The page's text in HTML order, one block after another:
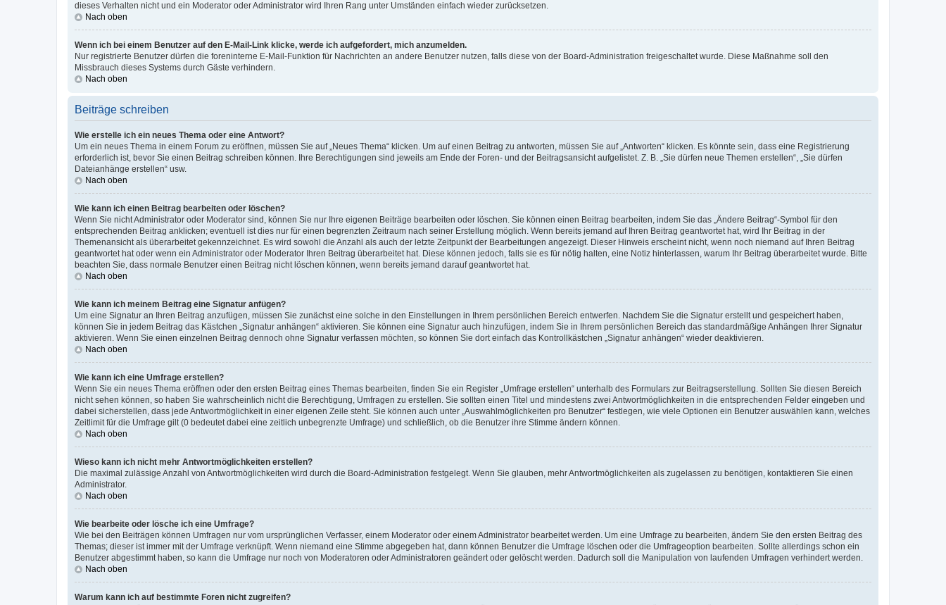
dieses Verhalten nicht und ein Moderator oder Administrator wird Ihren Rang unter Umständen einfach wieder zurücksetzen.
Nach oben
Wenn ich bei einem Benutzer auf den E-Mail-Link klicke, werde ich aufgefordert, mich anzumelden.
Nur registrierte Benutzer dürfen die foreninterne E-Mail-Funktion für Nachrichten an andere Benutzer nutzen, falls diese von der Board-Administration freigeschaltet wurde. Diese Maßnahme soll den
Missbrauch dieses Systems durch Gäste verhindern.
Nach oben
Beiträge schreiben
Wie erstelle ich ein neues Thema oder eine Antwort?
Um ein neues Thema in einem Forum zu eröffnen, müssen Sie auf „Neues Thema“ klicken. Um auf einen Beitrag zu antworten, müssen Sie auf „Antworten“ klicken. Es könnte sein, dass eine Registrierung
erforderlich ist, bevor Sie einen Beitrag schreiben können. Ihre Berechtigungen sind jeweils am Ende der Foren- und der Beitragsansicht aufgelistet. Z. B. „Sie dürfen neue Themen erstellen“, „Sie dürfen
Dateianhänge erstellen“ usw.
Nach oben
Wie kann ich einen Beitrag bearbeiten oder löschen?
Wenn Sie nicht Administrator oder Moderator sind, können Sie nur Ihre eigenen Beiträge bearbeiten oder löschen. Sie können einen Beitrag bearbeiten, indem Sie das „Ändere Beitrag“-Symbol für den
entsprechenden Beitrag anklicken; eventuell ist dies nur für einen begrenzten Zeitraum nach seiner Erstellung möglich. Wenn bereits jemand auf Ihren Beitrag geantwortet hat, wird Ihr Beitrag in der
Themenansicht als überarbeitet gekennzeichnet. Es wird sowohl die Anzahl als auch der letzte Zeitpunkt der Bearbeitungen angezeigt. Dieser Hinweis erscheint nicht, wenn noch niemand auf Ihren Beitrag
geantwortet hat oder wenn ein Administrator oder Moderator Ihren Beitrag überarbeitet hat. Diese können jedoch, falls sie es für nötig halten, eine Notiz hinterlassen, warum Ihr Beitrag überarbeitet wurde. Bitte
beachten Sie, dass normale Benutzer einen Beitrag nicht löschen können, wenn bereits jemand darauf geantwortet hat.
Nach oben
Wie kann ich meinem Beitrag eine Signatur anfügen?
Um eine Signatur an Ihren Beitrag anzufügen, müssen Sie zunächst eine solche in den Einstellungen in Ihrem persönlichen Bereich entwerfen. Nachdem Sie die Signatur erstellt und gespeichert haben,
können Sie in jedem Beitrag das Kästchen „Signatur anhängen“ aktivieren. Sie können eine Signatur auch hinzufügen, indem Sie in Ihrem persönlichen Bereich das standardmäßige Anhängen Ihrer Signatur
aktivieren. Wenn Sie einen einzelnen Beitrag dennoch ohne Signatur verfassen möchten, so können Sie dort einfach das Kontrollkästchen „Signatur anhängen“ wieder deaktivieren.
Nach oben
Wie kann ich eine Umfrage erstellen?
Wenn Sie ein neues Thema eröffnen oder den ersten Beitrag eines Themas bearbeiten, finden Sie ein Register „Umfrage erstellen“ unterhalb des Formulars zur Beitragserstellung. Sollten Sie diesen Bereich
nicht sehen können, so haben Sie wahrscheinlich nicht die Berechtigung, Umfragen zu erstellen. Sie sollten einen Titel und mindestens zwei Antwortmöglichkeiten in die entsprechenden Felder eingeben und
dabei sicherstellen, dass jede Antwortmöglichkeit in einer eigenen Zeile steht. Sie können auch unter „Auswahlmöglichkeiten pro Benutzer“ festlegen, wie viele Optionen ein Benutzer auswählen kann, welches
Zeitlimit für die Umfrage gilt (0 bedeutet dabei eine zeitlich unbegrenzte Umfrage) und schließlich, ob die Benutzer ihre Stimme ändern können.
Nach oben
Wieso kann ich nicht mehr Antwortmöglichkeiten erstellen?
Die maximal zulässige Anzahl von Antwortmöglichkeiten wird durch die Board-Administration festgelegt. Wenn Sie glauben, mehr Antwortmöglichkeiten als zugelassen zu benötigen, kontaktieren Sie einen
Administrator.
Nach oben
Wie bearbeite oder lösche ich eine Umfrage?
Wie bei den Beiträgen können Umfragen nur vom ursprünglichen Verfasser, einem Moderator oder einem Administrator bearbeitet werden. Um eine Umfrage zu bearbeiten, ändern Sie den ersten Beitrag des
Themas; dieser ist immer mit der Umfrage verknüpft. Wenn niemand eine Stimme abgegeben hat, dann können Benutzer die Umfrage löschen oder die Umfrageoption bearbeiten. Sollte allerdings schon ein
Benutzer abgestimmt haben, so kann die Umfrage nur noch von Moderatoren oder Administratoren geändert oder gelöscht werden. Dadurch soll die Manipulation von laufenden Umfragen verhindert werden.
Nach oben
Warum kann ich auf bestimmte Foren nicht zugreifen?